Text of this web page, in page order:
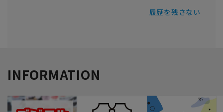
履歴を残さない
INFORMATION